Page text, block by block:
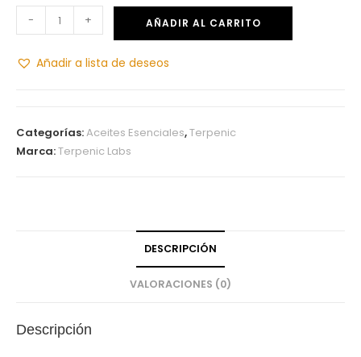
- + AÑADIR AL CARRITO
Añadir a lista de deseos
Categorías:Aceites Esenciales,Terpenic
Marca:Terpenic Labs
DESCRIPCIÓN
VALORACIONES (0)
Descripción